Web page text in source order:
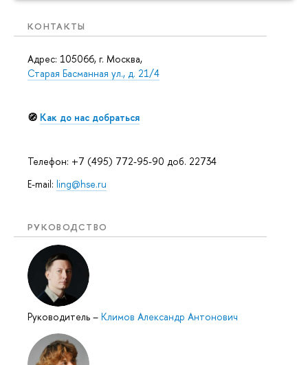
КОНТАКТЫ
Адрес: 105066, г. Москва,
Старая Басманная ул., д. 21/4
🧭 Как до нас добраться
Телефон: +7 (495) 772-95-90 доб. 22734
E-mail: ling@hse.ru
РУКОВОДСТВО
Руководитель – Климов Александр Антонович